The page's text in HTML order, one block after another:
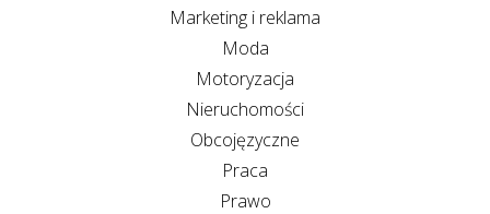
Marketing i reklama
Moda
Motoryzacja
Nieruchomości
Obcojęzyczne
Praca
Prawo